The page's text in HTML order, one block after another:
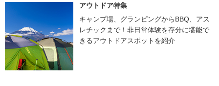
アウトドア特集
キャンプ場、グランピングからBBQ、アス
レチックまで！非日常体験を存分に堪能で
きるアウトドアスポットを紹介